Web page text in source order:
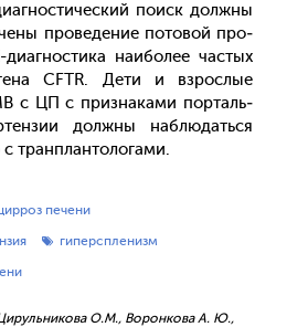
по­иск дол­жны
про­веде­ние по­товой про­
на­ибо­лее час­тых
CFTR. Де­ти и взрос­лые
с ЦП с приз­на­ками пор­таль­
дол­жны наб­лю­дать­ся
тран­план­то­лога­ми.
печени
гиперспленизм
О.М., Воронкова А. Ю.,